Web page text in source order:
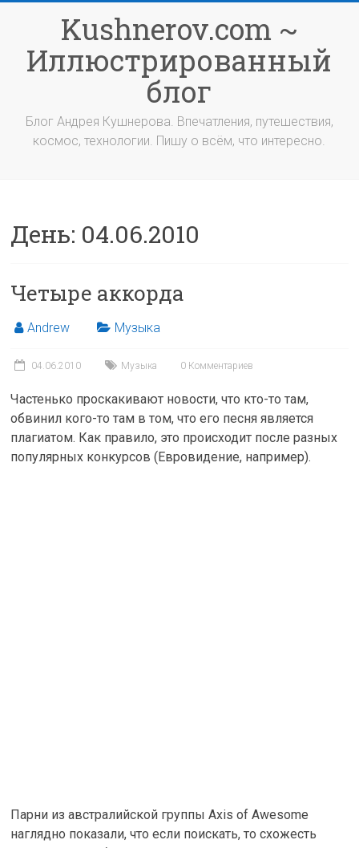
содержимомуKushnerov.com ~
Иллюстрированный
блог
Блог Андрея Кушнерова. Впечатления, путешествия,
космос, технологии. Пишу о всём, что интересно.
День: 04.06.2010
Четыре аккорда
Andrew Музыка
04.06.2010 Музыка 0 Комментариев
Частенько проскакивают новости, что кто-то там,
обвинил кого-то там в том, что его песня является
плагиатом. Как правило, это происходит после разных
популярных конкурсов (Евровидение, например).
Парни из австралийской группы Axis of Awesome
наглядно показали, что если поискать, то схожесть